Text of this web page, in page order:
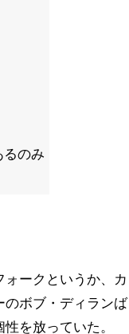
のみ
ークというか、カ
のボブ・ディランば
を放っていた。